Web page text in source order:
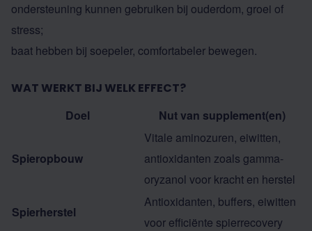
ondersteuning kunnen gebruiken bij ouderdom, groei of
stress;
baat hebben bij soepeler, comfortabeler bewegen.
WAT WERKT BIJ WELK EFFECT?
Doel
Nut van supplement(en)
Spieropbouw
Vitale aminozuren, eiwitten,
antioxidanten zoals gamma-
oryzanol voor kracht en herstel
Spierherstel
Antioxidanten, buffers, eiwitten
voor efficiënte spierrecovery